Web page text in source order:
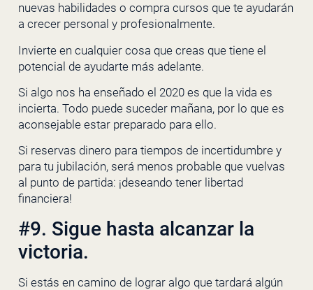
nuevas habilidades o compra cursos que te ayudarán
a crecer personal y profesionalmente.
Invierte en cualquier cosa que creas que tiene el
potencial de ayudarte más adelante.
Si algo nos ha enseñado el 2020 es que la vida es
incierta. Todo puede suceder mañana, por lo que es
aconsejable estar preparado para ello.
Si reservas dinero para tiempos de incertidumbre y
para tu jubilación, será menos probable que vuelvas
al punto de partida: ¡deseando tener libertad
financiera!
#9. Sigue hasta alcanzar la
victoria.
Si estás en camino de lograr algo que tardará algún